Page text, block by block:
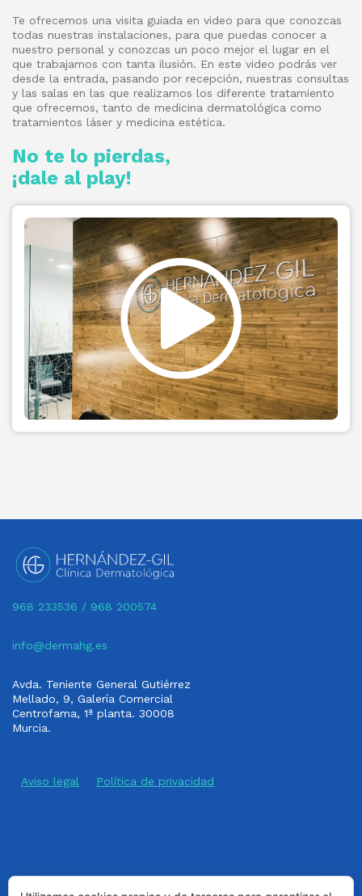
Te ofrecemos una visita guiada en video para que conozcas
todas nuestras instalaciones, para que puedas conocer a
nuestro personal y conozcas un poco mejor el lugar en el
que trabajamos con tanta ilusión. En este video podrás ver
desde la entrada, pasando por recepción, nuestras consultas
y las salas en las que realizamos los diferente tratamiento
que ofrecemos, tanto de medicina dermatológica como
tratamientos láser y medicina estética.
No te lo pierdas,
¡dale al play!
968 233536 / 968 200574
info@dermahg.es
Avda. Teniente General Gutiérrez
Mellado, 9, Galería Comercial
Centrofama, 1ª planta. 30008
Murcia.
Aviso legal Política de privacidad